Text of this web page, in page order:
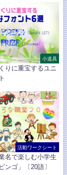
小道具
りに重宝するユニ
活動ワークシート
名で楽しむ小学生
ンゴ」〔20語〕